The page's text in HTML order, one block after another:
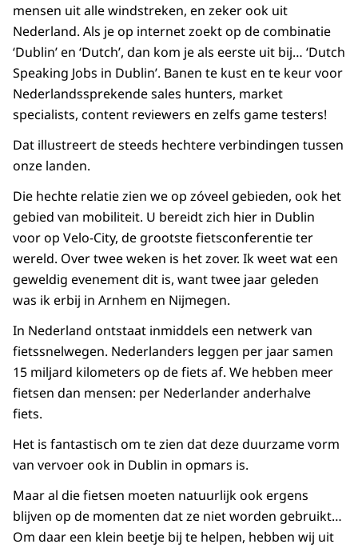
mensen uit alle windstreken, en zeker ook uit
Nederland. Als je op internet zoekt op de combinatie
‘Dublin’ en ‘Dutch’, dan kom je als eerste uit bij… ‘Dutch
Speaking Jobs in Dublin’. Banen te kust en te keur voor
Nederlandssprekende sales hunters, market
specialists, content reviewers en zelfs game testers!
Dat illustreert de steeds hechtere verbindingen tussen
onze landen.
Die hechte relatie zien we op zóveel gebieden, ook het
gebied van mobiliteit. U bereidt zich hier in Dublin
voor op Velo-City, de grootste fietsconferentie ter
wereld. Over twee weken is het zover. Ik weet wat een
geweldig evenement dit is, want twee jaar geleden
was ik erbij in Arnhem en Nijmegen.
In Nederland ontstaat inmiddels een netwerk van
fietssnelwegen. Nederlanders leggen per jaar samen
15 miljard kilometers op de fiets af. We hebben meer
fietsen dan mensen: per Nederlander anderhalve
fiets.
Het is fantastisch om te zien dat deze duurzame vorm
van vervoer ook in Dublin in opmars is.
Maar al die fietsen moeten natuurlijk ook ergens
blijven op de momenten dat ze niet worden gebruikt…
Om daar een klein beetje bij te helpen, hebben wij uit